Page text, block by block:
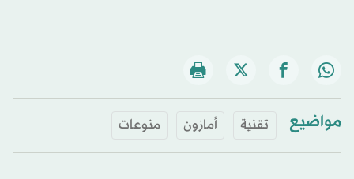
مواضيع تقنية أمازون منوعات